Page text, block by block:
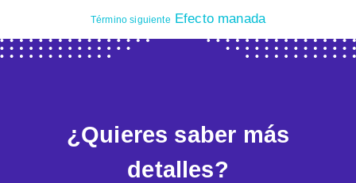
Término siguiente Efecto manada
¿Quieres saber más
detalles?